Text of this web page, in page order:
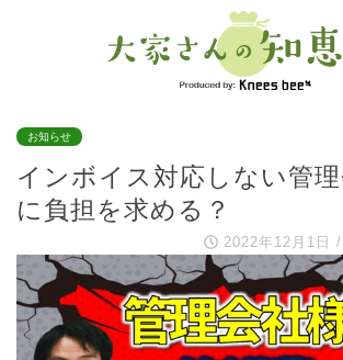
お知らせ
インボイス対応しない管
に負担を求める？
2022年12月1日 /